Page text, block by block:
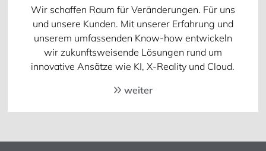
Wir schaffen Raum für Veränderungen. Für uns
und unsere Kunden. Mit unserer Erfahrung und
unserem umfassenden Know-how entwickeln
wir zukunftsweisende Lösungen rund um
innovative Ansätze wie KI, X-Reality und Cloud.
weiter